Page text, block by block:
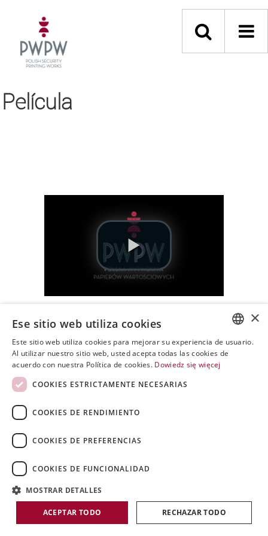
Película
POLISH
×
Ese sitio web utiliza cookies
Este sitio web utiliza cookies para mejorar su experiencia de usuario.
Al utilizar nuestro sitio web, usted acepta todas las cookies de
acuerdo con nuestra Política de cookies. Dowiedz się więcej
COOKIES ESTRICTAMENTE NECESARIAS
COOKIES DE RENDIMIENTO
COOKIES DE PREFERENCIAS
COOKIES DE FUNCIONALIDAD
MOSTRAR DETALLES
ACEPTAR TODO RECHAZAR TODO